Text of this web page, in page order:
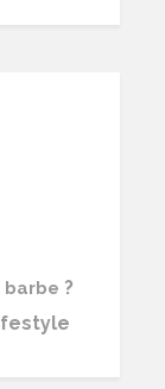
barbe ?